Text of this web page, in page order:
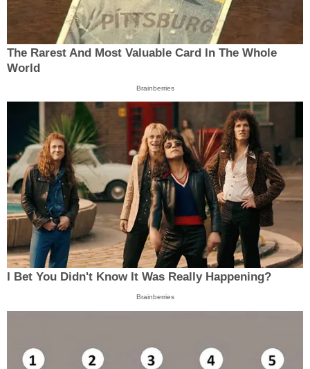
The Rarest And Most Valuable Card In The Whole
World
Brainberries
I Bet You Didn't Know It Was Really Happening?
Brainberries